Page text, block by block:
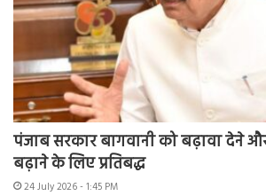
पंजाब सरकार बागवानी को बढ़ावा देने
बढ़ाने के लिए प्रतिबद्ध
24 July 2026 - 1:45 PM